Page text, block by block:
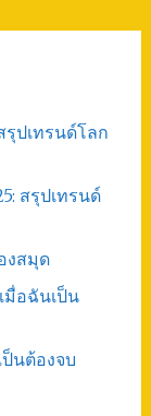
รุปเทรนด์โลก
สรุปเทรนด์
งสมุด
มื่อฉันเป็น
นต้องจบ